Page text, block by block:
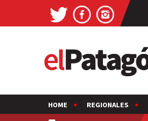
HOME REGIONALES